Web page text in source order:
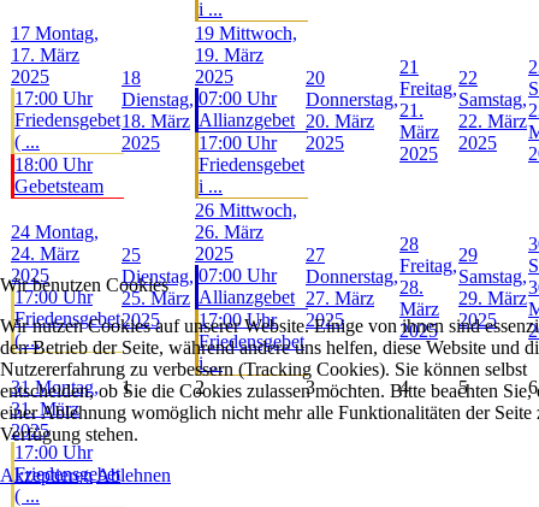
i ...
17 Montag,
17. März
2025
17:00 Uhr
Friedensgebet
( ...
18:00 Uhr
Gebetsteam
18
Dienstag,
18. März
2025
19 Mittwoch,
19. März
2025
07:00 Uhr
Allianzgebet
17:00 Uhr
Friedensgebet
i ...
20
Donnerstag,
20. März
2025
21
Freitag,
21.
März
2025
22
Samstag,
22. März
2025
24 Montag,
24. März
2025
17:00 Uhr
Friedensgebet
( ...
25
Dienstag,
25. März
2025
26 Mittwoch,
26. März
2025
07:00 Uhr
Allianzgebet
17:00 Uhr
Friedensgebet
i ...
27
Donnerstag,
27. März
2025
28
Freitag,
28.
März
2025
29
Samstag,
29. März
2025
31 Montag,
31. März
2025
17:00 Uhr
Friedensgebet
( ...
1 2 3 4 5 6
Wir benutzen Cookies
Wir nutzen Cookies auf unserer Website. Einige von ihnen sind
den Betrieb der Seite, während andere uns helfen, diese Website und
Nutzererfahrung zu verbessern (Tracking Cookies). Sie können selbst
entscheiden, ob Sie die Cookies zulassen möchten. Bitte beachten Sie,
einer Ablehnung womöglich nicht mehr alle Funktionalitäten der Seite
Verfügung stehen.
AkzeptierenAblehnen